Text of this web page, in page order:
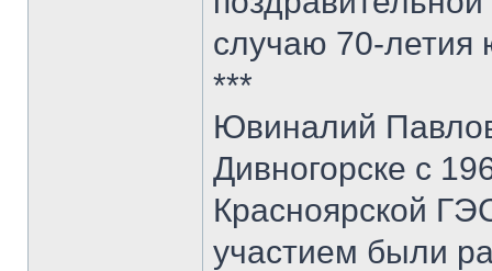
случаю 70-летия
***
Ювиналий
Дивногорске с
Красноярской
участием были